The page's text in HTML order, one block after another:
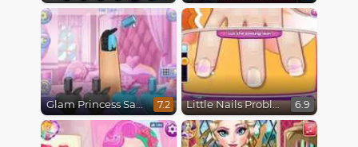
Glam Princess Salon 7.2 Little Nails Problems 6.9